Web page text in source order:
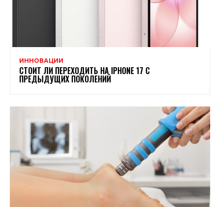
ИННОВАЦИИ
СТОИТ ЛИ ПЕРЕХОДИТЬ НА IPHONE 17 С
ПРЕДЫДУЩИХ ПОКОЛЕНИЙ